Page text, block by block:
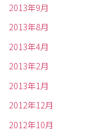
2013年9月
2013年8月
2013年4月
2013年2月
2013年1月
2012年12月
2012年10月